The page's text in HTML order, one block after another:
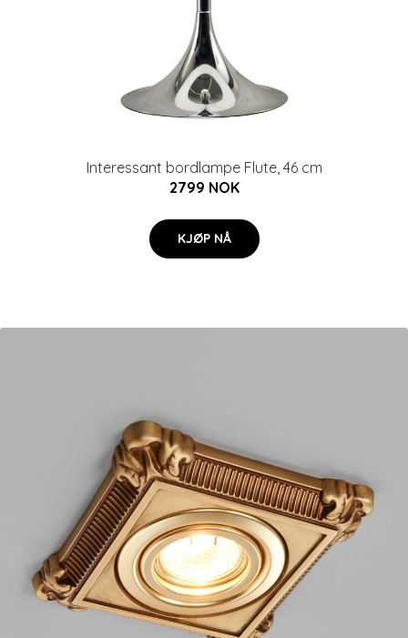
Interessant bordlampe Flute, 46 cm
2799 NOK
KJØP NÅ